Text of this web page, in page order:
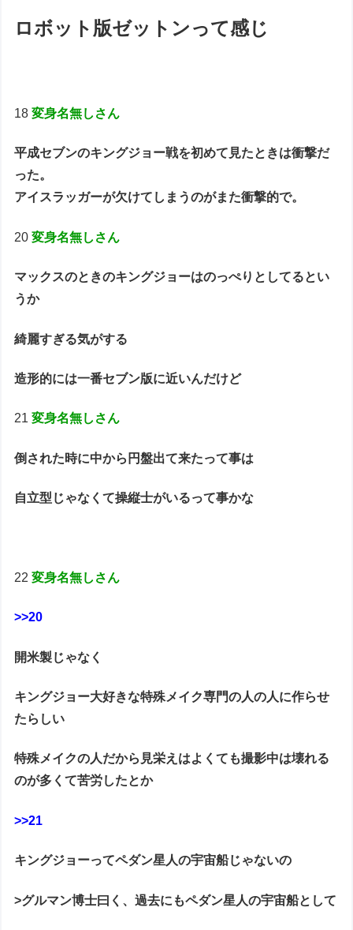
ロボット版ゼットンって感じ
18 変身名無しさん
平成セブンのキングジョー戦を初めて見たときは衝撃だ
った。
アイスラッガーが欠けてしまうのがまた衝撃的で。
20 変身名無しさん
マックスのときのキングジョーはのっぺりとしてるとい
うか
綺麗すぎる気がする
造形的には一番セブン版に近いんだけど
21 変身名無しさん
倒された時に中から円盤出て来たって事は
自立型じゃなくて操縦士がいるって事かな
22 変身名無しさん
>>20
開米製じゃなく
キングジョー大好きな特殊メイク専門の人の人に作らせ
たらしい
特殊メイクの人だから見栄えはよくても撮影中は壊れる
のが多くて苦労したとか
>>21
キングジョーってペダン星人の宇宙船じゃないの
>グルマン博士曰く、過去にもペダン星人の宇宙船として